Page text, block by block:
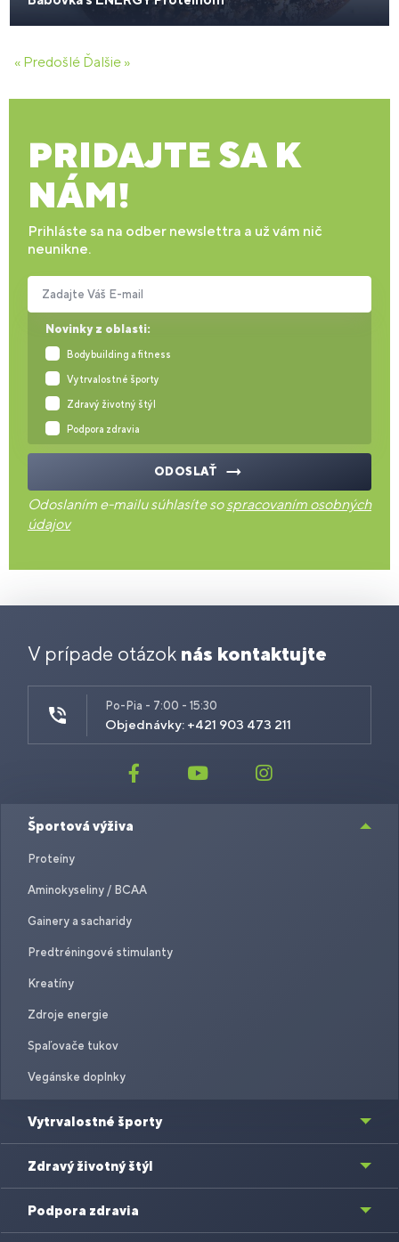
« Predošlé Ďalšie »
PRIDAJTE SA K
NÁM!
Prihláste sa na odber newslettra a už vám nič
neunikne.
Novinky z oblasti:
Bodybuilding a fitness
Vytrvalostné športy
Zdravý životný štýl
Podpora zdravia
Zadajte Váš E-mail
ODOSLAŤ
Odoslaním e-mailu súhlasíte sospracovaním osobných
údajov
V prípade otázok nás kontaktujte
Po-Pia - 7:00 - 15:30
Objednávky: +421 903 473 211
Športová výživa
Proteíny
Aminokyseliny / BCAA
Gainery a sacharidy
Predtréningové stimulanty
Kreatíny
Zdroje energie
Spaľovače tukov
Vegánske doplnky
Vytrvalostné športy
Zdravý životný štýl
Podpora zdravia